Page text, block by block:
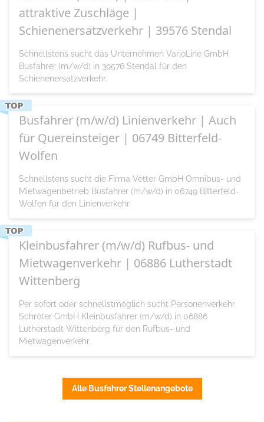
attraktive Zuschläge |
Schienenersatzverkehr | 39576 Stendal
Schnellstens sucht das Unternehmen VarioLine GmbH
Busfahrer (m/w/d) in 39576 Stendal für den
Schienenersatzverkehr.
Busfahrer (m/w/d) Linienverkehr | Auch
für Quereinsteiger | 06749 Bitterfeld-
Wolfen
Schnellstens sucht die Firma Vetter GmbH Omnibus- und
Mietwagenbetrieb Busfahrer (m/w/d) in 06749 Bitterfeld-
Wolfen für den Linienverkehr.
Kleinbusfahrer (m/w/d) Rufbus- und
Mietwagenverkehr | 06886 Lutherstadt
Wittenberg
Per sofort oder schnellstmöglich sucht Personenverkehr
Schröter GmbH Kleinbusfahrer (m/w/d) in 06886
Lutherstadt Wittenberg für den Rufbus- und
Mietwagenverkehr.
Alle Busfahrer Stellenangebote